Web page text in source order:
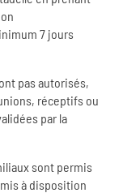
7 jours
pas autorisés,
réceptifs ou
par la
sont permis
à disposition